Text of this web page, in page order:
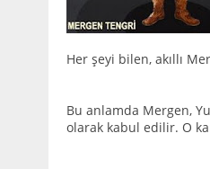
Her şeyi bilen, akıllı
Bu anlamda Mergen,
olarak kabul edilir. O